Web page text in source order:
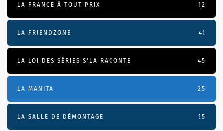
LA FRANCE À TOUT PRIX 12
LA FRIENDZONE 41
LA LOI DES SÉRIES S'LA RACONTE 45
LA MANITA 25
LA SALLE DE DÉMONTAGE 15